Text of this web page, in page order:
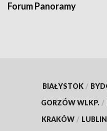
Forum Panoramy
BIAŁYSTOK /
GORZÓW WLKP. /
KRAKÓW / LUBLIN